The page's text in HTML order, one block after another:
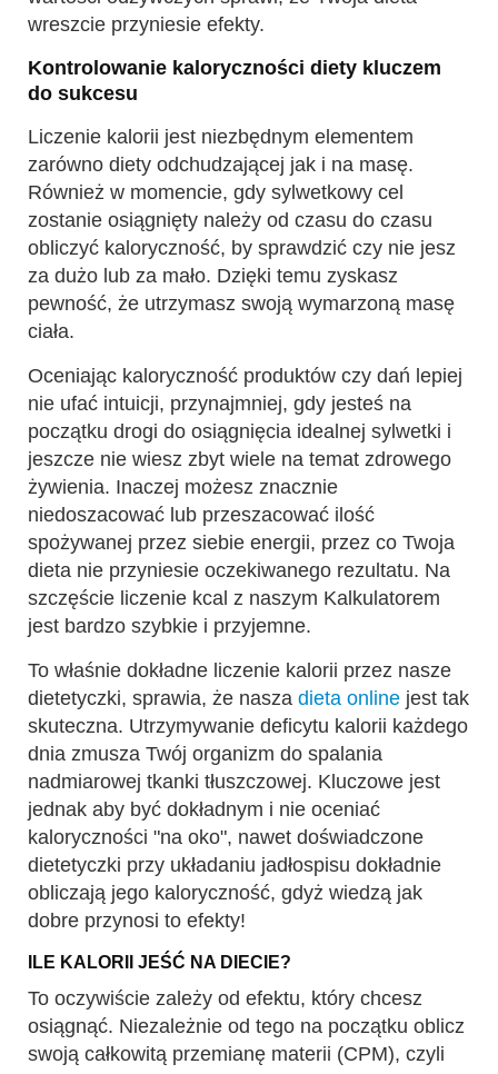
wreszcie przyniesie efekty.
Kontrolowanie kaloryczności diety kluczem
do sukcesu
Liczenie kalorii jest niezbędnym elementem
zarówno diety odchudzającej jak i na masę.
Również w momencie, gdy sylwetkowy cel
zostanie osiągnięty należy od czasu do czasu
obliczyć kaloryczność, by sprawdzić czy nie jesz
za dużo lub za mało. Dzięki temu zyskasz
pewność, że utrzymasz swoją wymarzoną masę
ciała.
Oceniając kaloryczność produktów czy dań lepiej
nie ufać intuicji, przynajmniej, gdy jesteś na
początku drogi do osiągnięcia idealnej sylwetki i
jeszcze nie wiesz zbyt wiele na temat zdrowego
żywienia. Inaczej możesz znacznie
niedoszacować lub przeszacować ilość
spożywanej przez siebie energii, przez co Twoja
dieta nie przyniesie oczekiwanego rezultatu. Na
szczęście liczenie kcal z naszym Kalkulatorem
jest bardzo szybkie i przyjemne.
To właśnie dokładne liczenie kalorii przez nasze
dietetyczki, sprawia, że nasza dieta online jest tak
skuteczna. Utrzymywanie deficytu kalorii każdego
dnia zmusza Twój organizm do spalania
nadmiarowej tkanki tłuszczowej. Kluczowe jest
jednak aby być dokładnym i nie oceniać
kaloryczności "na oko", nawet doświadczone
dietetyczki przy układaniu jadłospisu dokładnie
obliczają jego kaloryczność, gdyż wiedzą jak
dobre przynosi to efekty!
ILE KALORII JEŚĆ NA DIECIE?
To oczywiście zależy od efektu, który chcesz
osiągnąć. Niezależnie od tego na początku oblicz
swoją całkowitą przemianę materii (CPM), czyli